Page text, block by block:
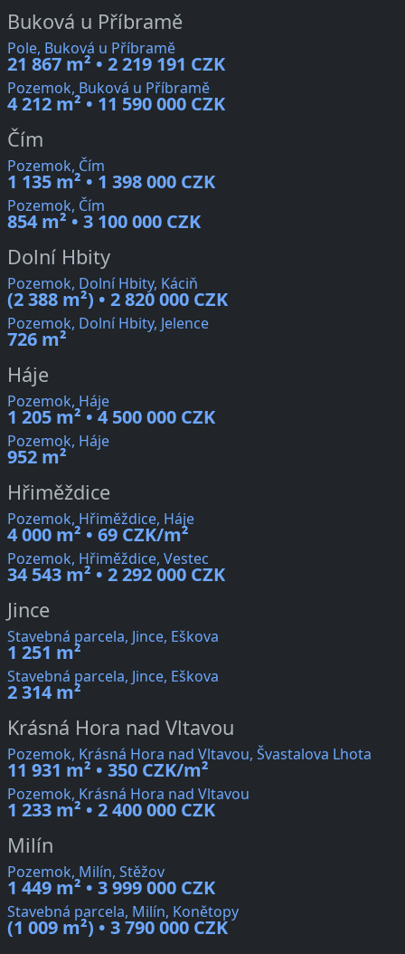
Buková u Příbramě
Pole, Buková u Příbramě
21 867 m² • 2 219 191 CZK
Pozemok, Buková u Příbramě
4 212 m² • 11 590 000 CZK
Čím
Pozemok, Čím
1 135 m² • 1 398 000 CZK
Pozemok, Čím
854 m² • 3 100 000 CZK
Dolní Hbity
Pozemok, Dolní Hbity, Káciň
(2 388 m²) • 2 820 000 CZK
Pozemok, Dolní Hbity, Jelence
726 m²
Háje
Pozemok, Háje
1 205 m² • 4 500 000 CZK
Pozemok, Háje
952 m²
Hřiměždice
Pozemok, Hřiměždice, Háje
4 000 m² • 69 CZK/m²
Pozemok, Hřiměždice, Vestec
34 543 m² • 2 292 000 CZK
Jince
Stavebná parcela, Jince, Eškova
1 251 m²
Stavebná parcela, Jince, Eškova
2 314 m²
Krásná Hora nad Vltavou
Pozemok, Krásná Hora nad Vltavou, Švastalova Lhota
11 931 m² • 350 CZK/m²
Pozemok, Krásná Hora nad Vltavou
1 233 m² • 2 400 000 CZK
Milín
Pozemok, Milín, Stěžov
1 449 m² • 3 999 000 CZK
Stavebná parcela, Milín, Konětopy
(1 009 m²) • 3 790 000 CZK